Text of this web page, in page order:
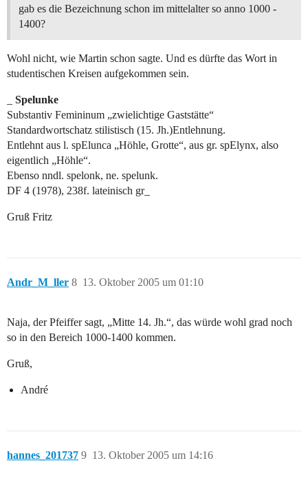
gab es die Bezeichnung schon im mittelalter so anno 1000 -
1400?
Wohl nicht, wie Martin schon sagte. Und es dürfte das Wort in
studentischen Kreisen aufgekommen sein.
Spelunke
Substantiv Femininum „zwielichtige Gaststätte“
Standardwortschatz stilistisch (15. Jh.)Entlehnung.
Entlehnt aus l. spElunca „Höhle, Grotte“, aus gr. spElynx, also
eigentlich „Höhle“.
Ebenso nndl. spelonk, ne. spelunk.
DF 4 (1978), 238f. lateinisch gr_
Gruß Fritz
Andr_M_ller 13. Oktober 2005 um 01:10
8
Naja, der Pfeiffer sagt, „Mitte 14. Jh.“, das würde wohl grad noch
so in den Bereich 1000-1400 kommen.
Gruß,
André
hannes_201737 13. Oktober 2005 um 14:16
9